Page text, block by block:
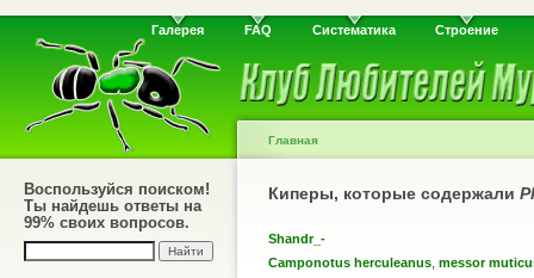
Галерея FAQ Систематика Строение
Воспользуйся поиском!
Ты найдешь ответы на
99% своих вопросов.
Главная
Киперы, которые содержали
Shandr_-
Camponotus herculeanus, messor